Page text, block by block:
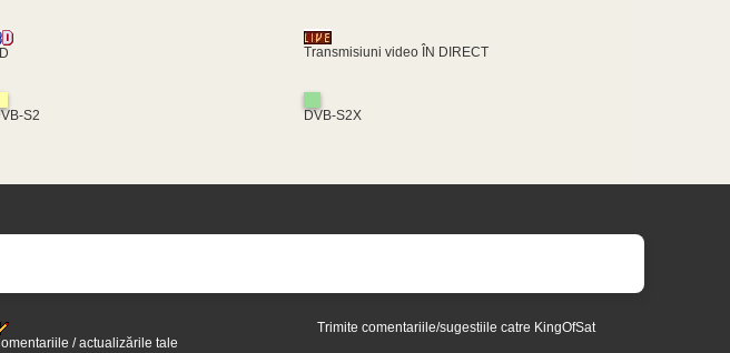
Transmisiuni video ÎN DIRECT
S2 DVB-S2X
/ actualizările tale
Trimite comentariile/sugestiile catre KingOfSat